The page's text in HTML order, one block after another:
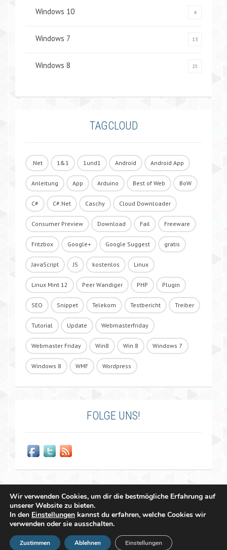
Windows 10 4
Windows 7 13
Windows 8 25
TAGCLOUD
.Net 1&1 1und1 Android Android App
Anleitung App Arduino Best of Web BoW
C# C#.Net Caschy Cloud Downloader
Consumer Preview Download Fail Freeware
Fritzbox Google+ Google Suggest gratis
JavaScript JS kostenlos Linux
Linux Mint 12 Peer Wandiger PHP Plugin
SEO Snippet Telekom Testbericht Treiber
Tutorial Update Webmasterfriday
Webmaster Friday Win8 Win 8 Windows 7
Windows 8 WMF Wordpress
FOLGE UNS!
Copyright 2011 - 2026 Raffael Herrmann - All Rights Reserved |
Impressum& Datenschutzerklärung
Wir verwenden Cookies, um dir die bestmögliche Erfahrung auf
unserer Website zu bieten.
In den Einstellungen kannst du erfahren, welche Cookies wir
verwenden oder sie ausschalten.
Zustimmen Ablehnen Einstellungen